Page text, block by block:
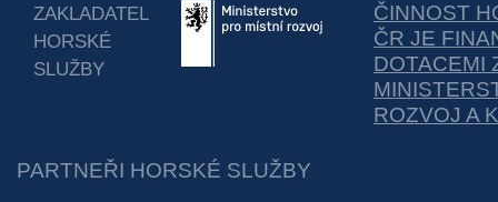
ZAKLADATEL
HORSKÉ
SLUŽBY
ČINNOST
ČR JE
DOTACEMI
ROZVOJ A
PARTNEŘI HORSKÉ SLUŽBY